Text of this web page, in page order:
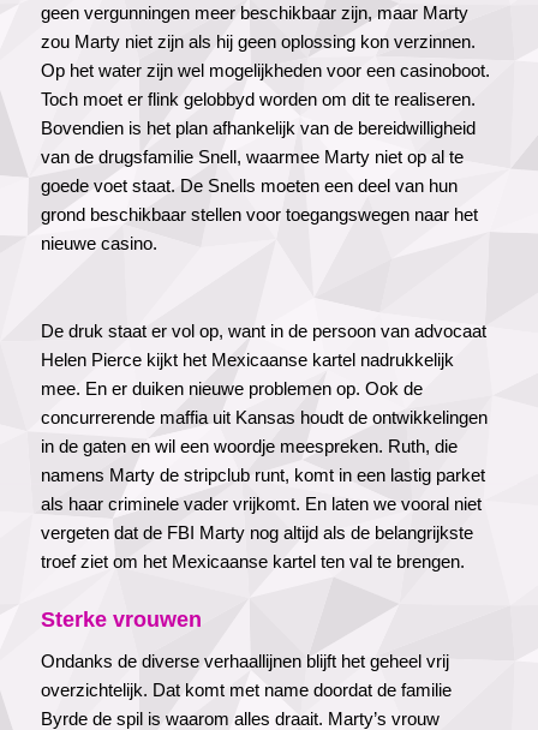
geen vergunningen meer beschikbaar zijn, maar Marty
zou Marty niet zijn als hij geen oplossing kon verzinnen.
Op het water zijn wel mogelijkheden voor een casinoboot.
Toch moet er flink gelobbyd worden om dit te realiseren.
Bovendien is het plan afhankelijk van de bereidwilligheid
van de drugsfamilie Snell, waarmee Marty niet op al te
goede voet staat. De Snells moeten een deel van hun
grond beschikbaar stellen voor toegangswegen naar het
nieuwe casino.
De druk staat er vol op, want in de persoon van advocaat
Helen Pierce kijkt het Mexicaanse kartel nadrukkelijk
mee. En er duiken nieuwe problemen op. Ook de
concurrerende maffia uit Kansas houdt de ontwikkelingen
in de gaten en wil een woordje meespreken. Ruth, die
namens Marty de stripclub runt, komt in een lastig parket
als haar criminele vader vrijkomt. En laten we vooral niet
vergeten dat de FBI Marty nog altijd als de belangrijkste
troef ziet om het Mexicaanse kartel ten val te brengen.
Sterke vrouwen
Ondanks de diverse verhaallijnen blijft het geheel vrij
overzichtelijk. Dat komt met name doordat de familie
Byrde de spil is waarom alles draait. Marty’s vrouw